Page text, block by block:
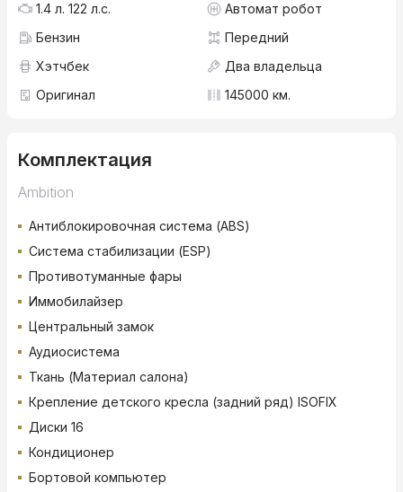
1.4 л. 122 л.с.
Автомат робот
Бензин
Передний
Хэтчбек
Два владельца
Оригинал
145000 км.
Комплектация
Ambition
Антиблокировочная система (ABS)
Система стабилизации (ESP)
Противотуманные фары
Иммобилайзер
Центральный замок
Аудиосистема
Ткань (Материал салона)
Крепление детского кресла (задний ряд) ISOFIX
Диски 16
Кондиционер
Бортовой компьютер